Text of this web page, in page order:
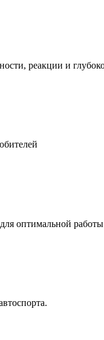
реакции и
оптимальной